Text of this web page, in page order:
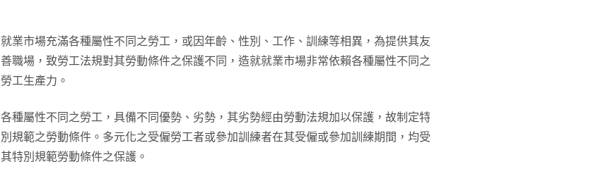
就業市場充滿各種屬性不同之勞工，或因年齡、性別、工作、訓練等相異，為提供其友
善職場，致勞工法規對其勞動條件之保護不同，造就就業市場非常依賴各種屬性不同之
勞工生產力。
各種屬性不同之勞工，具備不同優勢、劣勢，其劣勢經由勞動法規加以保護，故制定特
別規範之勞動條件。多元化之受僱勞工者或參加訓練者在其受僱或參加訓練期間，均受
其特別規範勞動條件之保護。